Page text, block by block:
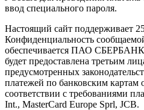
ввод специального пароля.
Настоящий сайт поддерживает
Конфиденциальность
обеспечивается ПАО
будет предоставлена третьим
предусмотренных
платежей по банковским картам
соответствии с требованиями
Int., MasterCard Europe Sprl, JCB.